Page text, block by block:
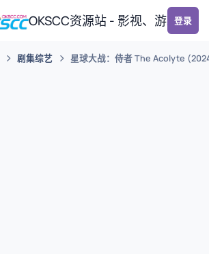
OKSCC资源站 - 影视、游戏、
登录
剧集综艺 星球大战：侍者 The Acolyte